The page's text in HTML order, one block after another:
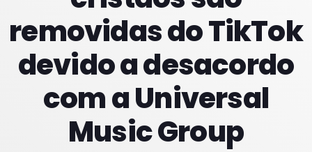
02:00 - 05:59
Manhãs
COM SUZZYE
06:00 - 09:59
Meio Dia
COM JORGE
10:00 - 13:59
removidas do TikTok
devido a desacordo
com a Universal
Music Group